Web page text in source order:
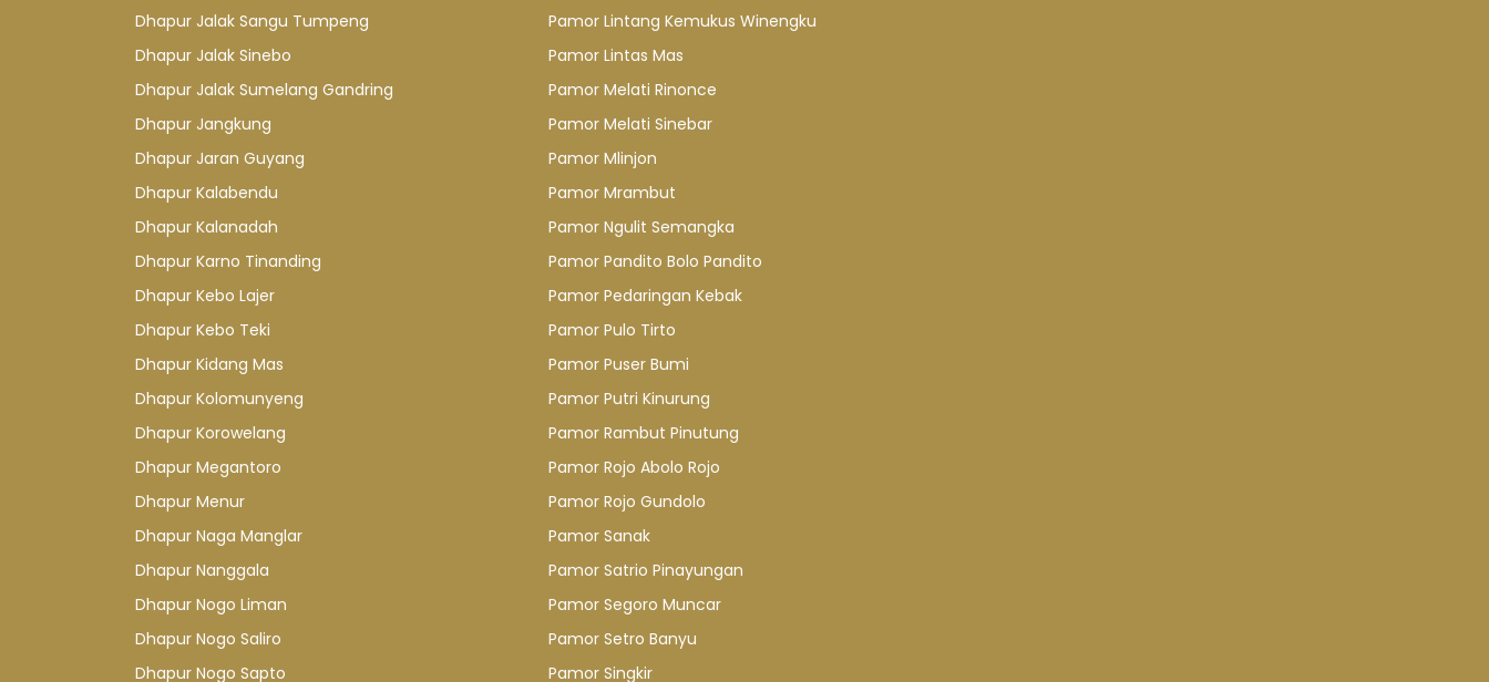
Dhapur Jalak Sangu Tumpeng
Dhapur Jalak Sinebo
Dhapur Jalak Sumelang Gandring
Dhapur Jangkung
Dhapur Jaran Guyang
Dhapur Kalabendu
Dhapur Kalanadah
Dhapur Karno Tinanding
Dhapur Kebo Lajer
Dhapur Kebo Teki
Dhapur Kidang Mas
Dhapur Kolomunyeng
Dhapur Korowelang
Dhapur Megantoro
Dhapur Menur
Dhapur Naga Manglar
Dhapur Nanggala
Dhapur Nogo Liman
Dhapur Nogo Saliro
Dhapur Nogo Sapto
Pamor Lintang Kemukus Winengku
Pamor Lintas Mas
Pamor Melati Rinonce
Pamor Melati Sinebar
Pamor Mlinjon
Pamor Mrambut
Pamor Ngulit Semangka
Pamor Pandito Bolo Pandito
Pamor Pedaringan Kebak
Pamor Pulo Tirto
Pamor Puser Bumi
Pamor Putri Kinurung
Pamor Rambut Pinutung
Pamor Rojo Abolo Rojo
Pamor Rojo Gundolo
Pamor Sanak
Pamor Satrio Pinayungan
Pamor Segoro Muncar
Pamor Setro Banyu
Pamor Singkir